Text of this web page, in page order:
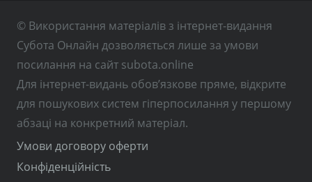
© Використання матеріалів з інтернет-видання
Субота Онлайн дозволяється лише за умови
посилання на сайт subota.online
Для інтернет-видань обов’язкове пряме, відкрите
для пошукових систем гіперпосилання у першому
абзаці на конкретний матеріал.
Умови договору оферти
Конфіденційність